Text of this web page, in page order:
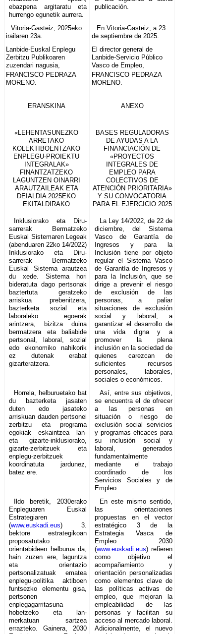
ebazpena argitaratu eta
hurrengo egunetik aurrera.
publicación.
Vitoria-Gasteiz, 2025eko
irailaren 23a.
En Vitoria-Gasteiz, a 23
de septiembre de 2025.
Lanbide-Euskal Enplegu
Zerbitzu Publikoaren
zuzendari nagusia,
El director general de
Lanbide-Servicio Público
Vasco de Empleo,
FRANCISCO PEDRAZA
MORENO.
FRANCISCO PEDRAZA
MORENO.
ERANSKINA ANEXO
«LEHENTASUNEZKO
ARRETAKO
KOLEKTIBOENTZAKO
ENPLEGU-PROIEKTU
INTEGRALAK»
FINANTZATZEKO
LAGUNTZEN OINARRI
ARAUTZAILEAK ETA
DEIALDIA 2025EKO
EKITALDIRAKO
BASES REGULADORAS
DE AYUDAS A LA
FINANCIACIÓN DE
«PROYECTOS
INTEGRALES DE
EMPLEO PARA
COLECTIVOS DE
ATENCIÓN PRIORITARIA»
Y SU CONVOCATORIA
PARA EL EJERCICIO 2025
Inklusiorako eta Diru-
sarrerak Bermatzeko
Euskal Sistemaren Legeak
(abenduaren 22ko 14/2022)
Inklusiorako eta Diru-
sarrerak Bermatzeko
Euskal Sistema arautzea
du xede. Sistema hori
bideratuta dago pertsonak
baztertuta geratzeko
arriskua prebenitzera,
bazterketa sozial eta
laboraleko egoerak
arintzera, bizitza duina
bermatzera eta baliabide
pertsonal, laboral, sozial
edo ekonomiko nahikorik
ez dutenak erabat
gizarteratzera.
La Ley 14/2022, de 22 de
diciembre, del Sistema
Vasco de Garantía de
Ingresos y para la
Inclusión tiene por objeto
regular el Sistema Vasco
de Garantía de Ingresos y
para la Inclusión, que se
dirige a prevenir el riesgo
de exclusión de las
personas, a paliar
situaciones de exclusión
social y laboral, a
garantizar el desarrollo de
una vida digna y a
promover la plena
inclusión en la sociedad de
quienes carezcan de
suficientes recursos
personales, laborales,
sociales o económicos.
Horrela, helburuetako bat
du bazterketa jasaten
duten edo jasateko
arriskuan dauden pertsonei
zerbitzu eta programa
egokiak eskaintzea lan-
eta gizarte-inklusiorako,
gizarte-zerbitzuek eta
enplegu-zerbitzuek
koordinatuta jardunez,
batez ere.
Así, entre sus objetivos,
se encuentra el de ofrecer
a las personas en
situación o riesgo de
exclusión social servicios
y programas eficaces para
su inclusión social y
laboral, generados
fundamentalmente
mediante el trabajo
coordinado de los
Servicios Sociales y de
Empleo.
Ildo beretik, 2030erako
Enpleguaren Euskal
Estrategiaren
(www.euskadi.eus) 3.
bektore estrategikoan
proposatutako
orientabideen helburua da,
hain zuzen ere, laguntza
eta orientazio
pertsonalizatuak ematea
enplegu-politika aktiboen
funtsezko elementu gisa,
pertsonen
enplegagarritasuna
hobetzeko eta lan-
merkatuan sartzea
errazteko. Gainera, 2030
En este mismo sentido,
las orientaciones
propuestas en el vector
estratégico 3 de la
Estrategia Vasca de
Empleo 2030
(www.euskadi.eus) refieren
como objetivo el
acompañamiento y
orientación personalizadas
como elementos clave de
las políticas activas de
empleo, que mejoran la
empleabilidad de las
personas y facilitan su
acceso al mercado laboral.
Adicionalmente, el nuevo